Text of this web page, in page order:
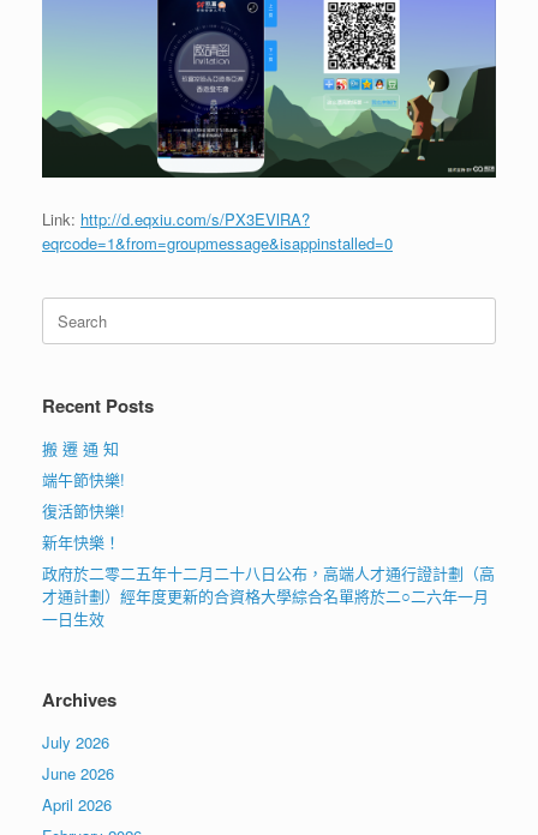
Link: http://d.eqxiu.com/s/PX3EVlRA?
eqrcode=1&from=groupmessage&isappinstalled=0
Search
for:
Recent Posts
搬 遷 通 知
端午節快樂!
復活節快樂!
新年快樂！
政府於二零二五年十二月二十八日公布，高端人才通行證計劃（高
才通計劃）經年度更新的合資格大學綜合名單將於二○二六年一月
一日生效
Archives
July 2026
June 2026
April 2026